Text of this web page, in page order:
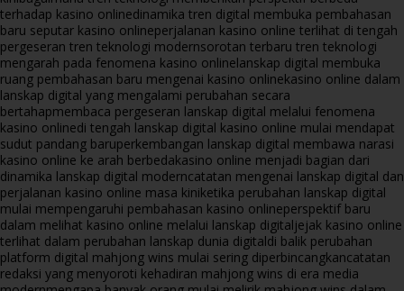
terhadap kasino onlinedinamika tren digital membuka pembahasan
baru seputar kasino onlineperjalanan kasino online terlihat di tengah
pergeseran tren teknologi modernsorotan terbaru tren teknologi
mengarah pada fenomena kasino onlinelanskap digital membuka
ruang pembahasan baru mengenai kasino onlinekasino online dalam
lanskap digital yang mengalami perubahan secara
bertahapmembaca pergeseran lanskap digital melalui fenomena
kasino onlinedi tengah lanskap digital kasino online mulai mendapat
sudut pandang baruperkembangan lanskap digital membawa narasi
kasino online ke arah berbedakasino online menjadi bagian dari
dinamika lanskap digital moderncatatan mengenai lanskap digital dan
perjalanan kasino online masa kiniketika perubahan lanskap digital
mulai mempengaruhi pembahasan kasino onlineperspektif baru
dalam melihat kasino online melalui lanskap digitaljejak kasino online
terlihat dalam perubahan lanskap dunia digitaldi balik perubahan
platform digital mahjong wins mulai sering diperbincangkancatatan
redaksi yang menyoroti kehadiran mahjong wins di era media